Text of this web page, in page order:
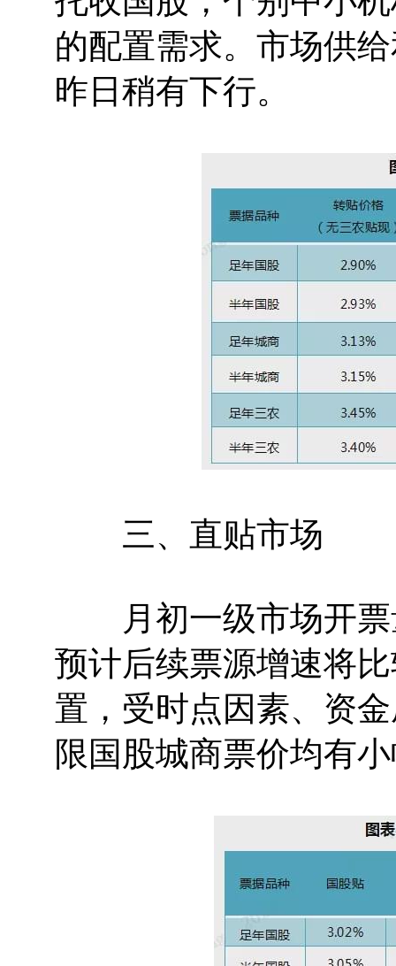
的配置需求。市场供
昨日稍有下行。
三、直贴市场
月初一级市场开票
预计后续票源增速将
置，受时点因素、资
限国股城商票价均有